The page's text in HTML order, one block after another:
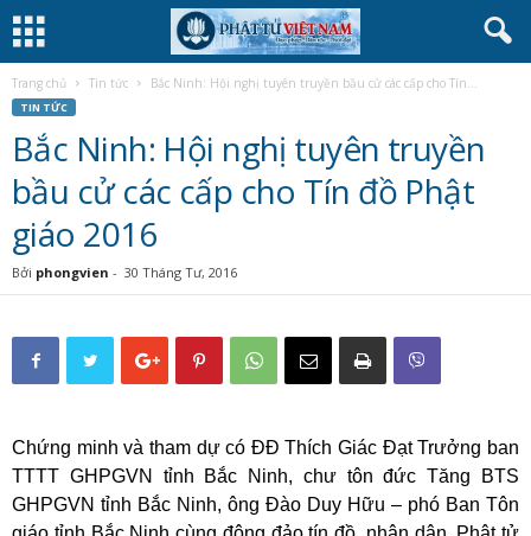
Trang chủ Tin tức Bắc Ninh: Hội nghị tuyên truyền bầu cử các cấp cho Tín...
TIN TỨC
Bắc Ninh: Hội nghị tuyên truyền
bầu cử các cấp cho Tín đồ Phật
giáo 2016
Bởi phongvien - 30 Tháng Tư, 2016
Chứng minh và tham dự có ĐĐ Thích Giác Đạt Trưởng ban
TTTT GHPGVN tỉnh Bắc Ninh, chư tôn đức Tăng BTS
GHPGVN tỉnh Bắc Ninh, ông Đào Duy Hữu – phó Ban Tôn